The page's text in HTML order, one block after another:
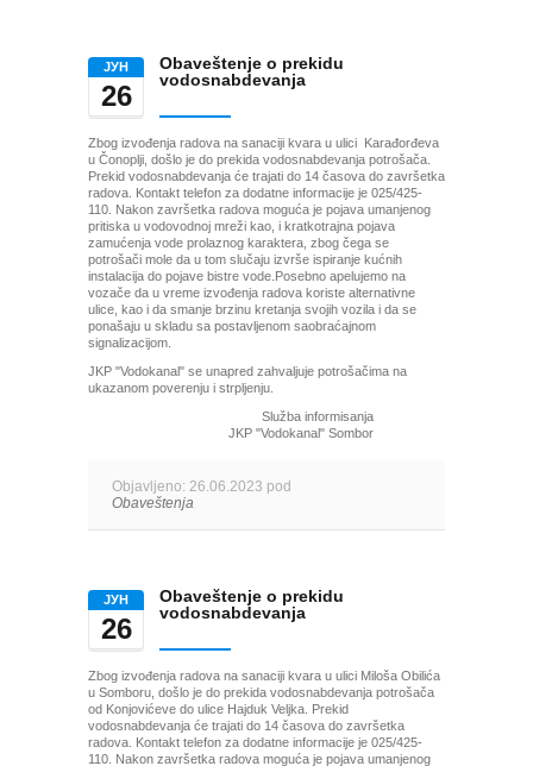
ЈУН
26
Obaveštenje o prekidu
vodosnabdevanja
Zbog izvođenja radova na sanaciji kvara u ulici Karađorđeva
u Čonoplji, došlo je do prekida vodosnabdevanja potrošača.
Prekid vodosnabdevanja će trajati do 14 časova do završetka
radova. Kontakt telefon za dodatne informacije je 025/425-
110. Nakon završetka radova moguća je pojava umanjenog
pritiska u vodovodnoj mreži kao, i kratkotrajna pojava
zamućenja vode prolaznog karaktera, zbog čega se
potrošači mole da u tom slučaju izvrše ispiranje kućnih
instalacija do pojave bistre vode.Posebno apelujemo na
vozače da u vreme izvođenja radova koriste alternativne
ulice, kao i da smanje brzinu kretanja svojih vozila i da se
ponašaju u skladu sa postavljenom saobraćajnom
signalizacijom.
JKP "Vodokanal" se unapred zahvaljuje potrošačima na
ukazanom poverenju i strpljenju.
Služba informisanja
JKP "Vodokanal" Sombor
Objavljeno: 26.06.2023 pod
Obaveštenja
ЈУН
26
Obaveštenje o prekidu
vodosnabdevanja
Zbog izvođenja radova na sanaciji kvara u ulici Miloša Obilića
u Somboru, došlo je do prekida vodosnabdevanja potrošača
od Konjovićeve do ulice Hajduk Veljka. Prekid
vodosnabdevanja će trajati do 14 časova do završetka
radova. Kontakt telefon za dodatne informacije je 025/425-
110. Nakon završetka radova moguća je pojava umanjenog